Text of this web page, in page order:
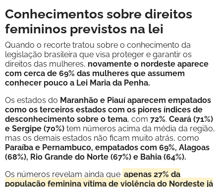
Conhecimentos sobre direitos
femininos previstos na lei
Quando o recorte tratou sobre o conhecimento da
legislação brasileira que visa proteger e garantir os
direitos das mulheres, novamente o nordeste aparece
com cerca de 69% das mulheres que assumem
conhecer pouco a Lei Maria da Penha.
Os estados do Maranhão e Piauí aparecem empatados
como os terceiros estados com os piores índices de
desconhecimento sobre o tema, com 72%. Ceará (71%)
e Sergipe (70%) tem números acima da média da região,
mas os demais estados não ficam muito atrás, como
Paraíba e Pernambuco, empatados com 69%, Alagoas
(68%), Rio Grande do Norte (67%) e Bahia (64%).
Os números revelam ainda que apenas 27% da
população feminina vítima de violência do Nordeste já